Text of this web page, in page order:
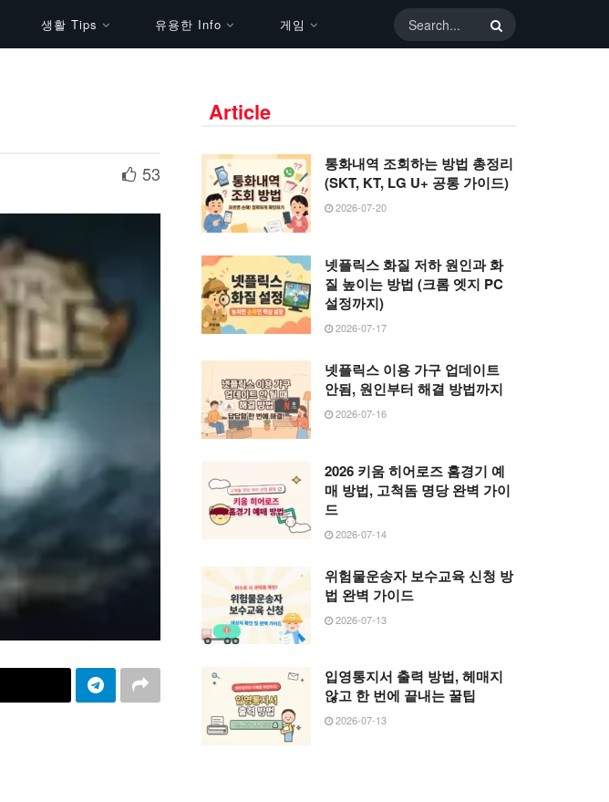
생활 Tips 유용한 Info 게임
53
Article
통화내역 조회하는 방법 총정리
(SKT, KT, LG U+ 공통 가이드)
2026-07-20
넷플릭스 화질 저하 원인과 화
질 높이는 방법 (크롬 엣지 PC
설정까지)
2026-07-17
넷플릭스 이용 가구 업데이트
안됨, 원인부터 해결 방법까지
2026-07-16
2026 키움 히어로즈 홈경기 예
매 방법, 고척돔 명당 완벽 가이
드
2026-07-14
위험물운송자 보수교육 신청 방
법 완벽 가이드
2026-07-13
입영통지서 출력 방법, 헤매지
않고 한 번에 끝내는 꿀팁
2026-07-13